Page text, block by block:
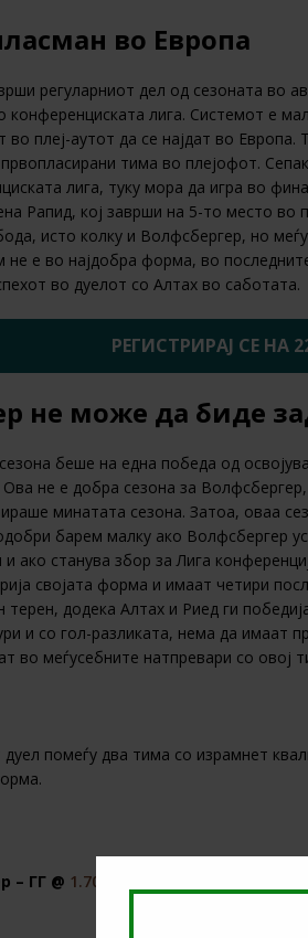
во Европа
регуларниот дел од сезоната во
конференциската лига. Системот е
плеј-аутот да се најдат во Европа.
тима во плејофот.
лига, туку мора да игра во
Рапид, кој заврши на 5-то место во
исто колку и Волфсбергер, но
не е во најдобра форма, во
во дуелот со Алтах во саботата.
РЕГИСТРИРАЈ СЕ НА
не може да биде
беше на една победа од
не е добра сезона за
минатата сезона. Затоа, оваа
барем малку ако Волфсбергер
и ако станува збор за Лига
својата форма и имаат четири
додека Алтах и ​​Риед ги
и со гол-разликата, нема да имаат
во меѓусебните натпревари со овој
помеѓу два тима со израмнет
– ГГ @ 1.70